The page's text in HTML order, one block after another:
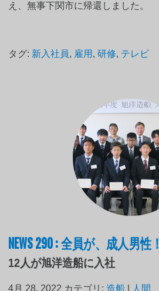
え、無事下関市に帰還しました。
タグ: 新入社員, 雇用 ,研修, テレビ
NEWS 290 : 全員が、成人男性！
12人が旭洋造船に入社
4月 28, 2022 カテゴリ:造船
人間